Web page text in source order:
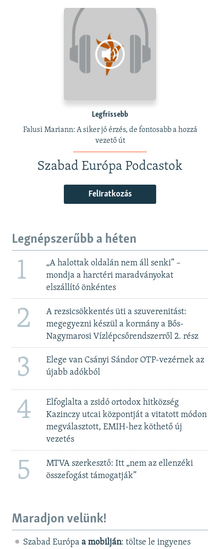
Legfrissebb
Falusi Mariann: A siker jó érzés, de fontosabb a hozzá
vezető út
Szabad Európa Podcastok
Feliratkozás
Legnépszerűbb a héten
1
„A halottak oldalán nem áll senki” –
mondja a harctéri maradványokat
elszállító önkéntes
2
A rezsicsökkentés üti a szuverenitást:
megegyezni készül a kormány a Bős-
Nagymarosi Vízlépcsőrendszerről 2. rész
3
Elege van Csányi Sándor OTP-vezérnek az
újabb adókból
4
Elfoglalta a zsidó ortodox hitközség
Kazinczy utcai központját a vitatott módon
megválasztott, EMIH-hez köthető új
vezetés
5
MTVA szerkesztő: Itt „nem az ellenzéki
összefogást támogatják”
Maradjon velünk!
Szabad Európa a mobilján: töltse le ingyenes